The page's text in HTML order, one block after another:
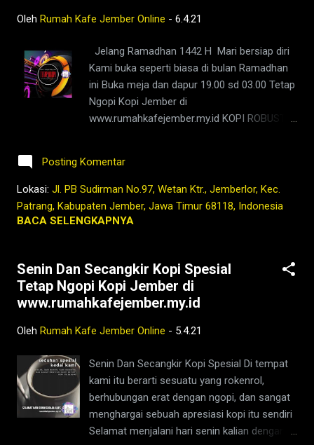
shop,warung kopi jember,kopi nyaman di
sejarah,foto,lawas,indonesia,nusantara,hindi
a
belanda,nederlands,indies,dutch,kolonial,mas
a lalu,history,kopi,jember,rumah,kafe,kedai,es
kopi
ngopi,warung,coffeshop,bisnis,ngopi,youtube
Oleh Rumah Kafe Jember Online - 6.4.21
Jelang Ramadhan 1442 H Mari bersiap diri
Kami buka seperti biasa di bulan Ramadhan
ini Buka meja dan dapur 19.00 sd 03.00 Tetap
Ngopi Kopi Jember di
www.rumahkafejember.my.id KOPI ROBUSTA
#uwuh #rempah #jemberhits #ngopimalam
#coffee #ngopisiang #pecintakopi
#penikmatkopi #kopihijau #kopienak
#coffeetime #coffeeaddict #ngopisore
#photooftheday #TetapProtokolNewNormal
#JanganNulari #JanganKetularan
kopi,jember,rumah,kafe,kedai,es kopi
rempah,barista,robusta,arabika,ngopi,warung,
ogle,maps,kopi nyaman di
lambung,2021,tubruk,pandemi,covid19,sejara
h,foto,lawas,indonesia,nusantara,hindia
belanda,nederlands,indies,dutch,kolonial,mas
a lalu,history,ngopi,kedai kopi di jember,jenis
Posting Komentar
Lokasi: Jl. PB Sudirman No.97, Wetan Ktr., Jemberlor, Kec.
Patrang, Kabupaten Jember, Jawa Timur 68118, Indonesia
BACA SELENGKAPNYA
Senin Dan Secangkir Kopi Spesial
Tetap Ngopi Kopi Jember di
www.rumahkafejember.my.id
Oleh Rumah Kafe Jember Online - 5.4.21
Senin Dan Secangkir Kopi Spesial Di tempat
kami itu berarti sesuatu yang rokenrol,
berhubungan erat dengan ngopi, dan sangat
menghargai sebuah apresiasi kopi itu sendiri
Selamat menjalani hari senin kalian dengan